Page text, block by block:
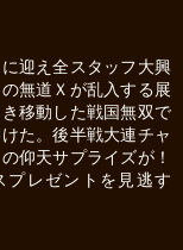
迎え全スタッフ大興
無道Ｘが乱入する展
移動した戦国無双で
た。後半戦大連チャ
仰天サプライズが！
プレゼントを見逃す